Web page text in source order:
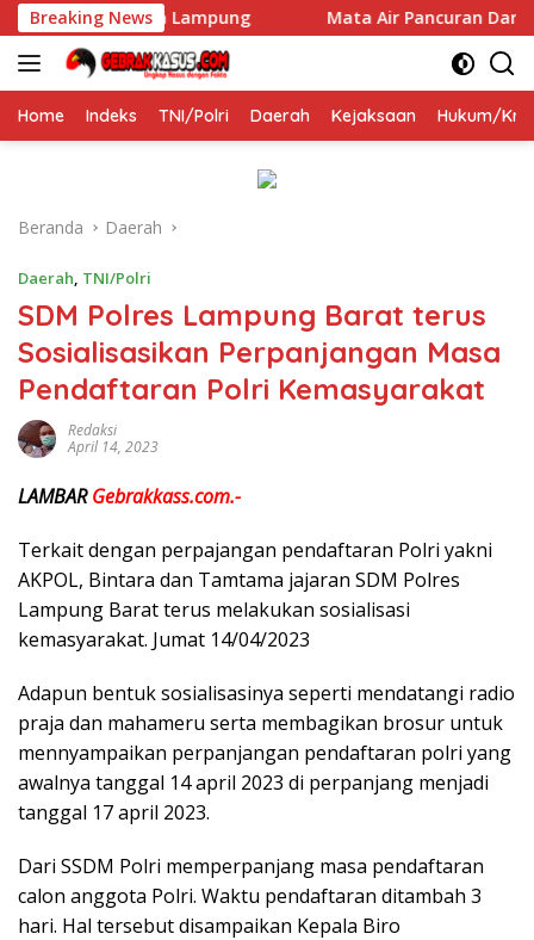
Langsung
ke
konten
Breaking News
Taruna Lampung Mata Air Pancuran
Home Indeks TNI/Polri Daerah Kejaksaan Hukum/
Beranda Daerah
Daerah, TNI/Polri
SDM Polres Lampung Barat terus
Sosialisasikan Perpanjangan Masa
Pendaftaran Polri Kemasyarakat
Redaksi
April 14, 2023
LAMBARGebrakkass.com.-
Terkait dengan perpajangan pendaftaran Polri yakni
AKPOL, Bintara dan Tamtama jajaran SDM Polres
Lampung Barat terus melakukan sosialisasi
kemasyarakat. Jumat 14/04/2023
Adapun bentuk sosialisasinya seperti mendatangi radio
praja dan mahameru serta membagikan brosur untuk
mennyampaikan perpanjangan pendaftaran polri yang
awalnya tanggal 14 april 2023 di perpanjang menjadi
tanggal 17 april 2023.
Dari SSDM Polri memperpanjang masa pendaftaran
calon anggota Polri. Waktu pendaftaran ditambah 3
hari. Hal tersebut disampaikan Kepala Biro